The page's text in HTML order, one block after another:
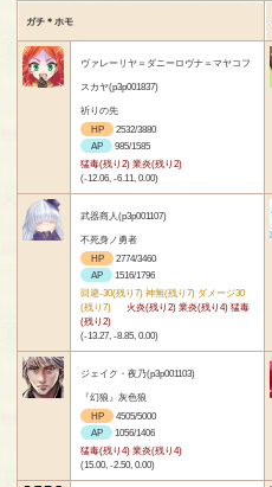
ガチ＊ホモ
ヴァレーリヤ＝ダニーロヴナ＝マヤコフ
スカヤ(p3p001837)
祈りの先
HP
2532/3880
AP
985/1585
猛毒(残り2) 業炎(残り2)
(-12.06, -6.11, 0.00)
武器商人(p3p001107)
不死身ノ勇者
HP
2774/3460
AP
1516/1796
回避-30(残り7) 神無(残り7) ダメージ30
(残り7)
火炎(残り2) 業炎(残り4) 猛毒
(残り2)
(-13.27, -8.85, 0.00)
ジェイク・夜乃(p3p001103)
『幻狼』灰色狼
HP
4505/5000
AP
1056/1406
猛毒(残り4) 業炎(残り4)
(15.00, -2.50, 0.00)